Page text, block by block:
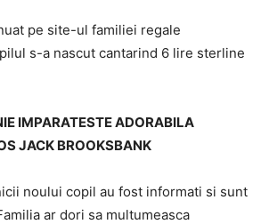
pe site-ul familiei regale
s-a nascut cantarind 6 lire sterline
IMPARATESTE ADORABILA
JACK BROOKSBANK
noului copil au fost informati si sunt
ar dori sa multumeasca